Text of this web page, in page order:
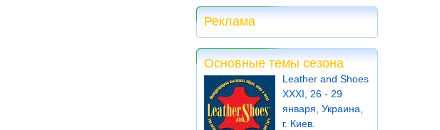
Реклама
Основные темы сезона
Leather and Shoes
XXXI, 26 - 29
января, Украина,
г. Киев.